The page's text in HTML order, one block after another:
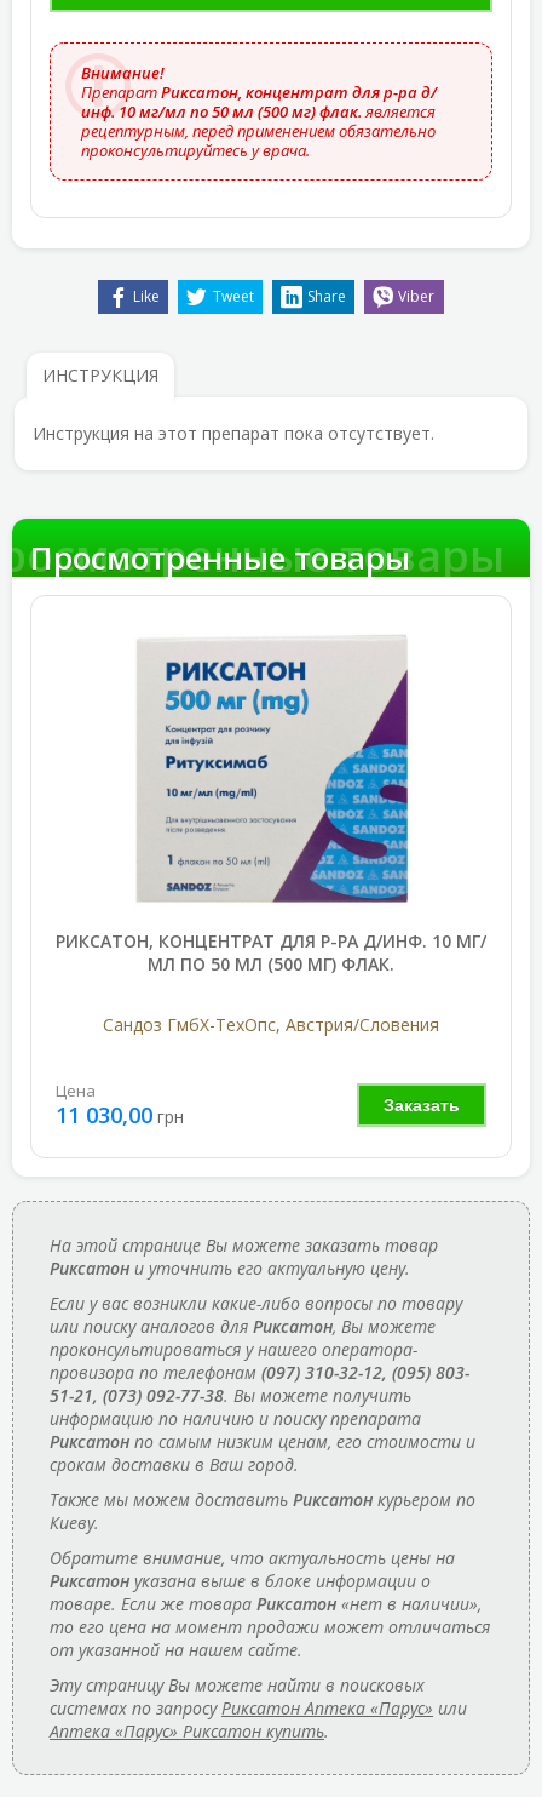
Внимание!
ПрепаратРиксатон, концентрат для р-ра д/
инф. 10 мг/мл по 50 мл (500 мг) флак.является
рецептурным, перед применением обязательно
проконсультируйтесь у врача.
Like Tweet Share Viber
ИНСТРУКЦИЯ
Инструкция на этот препарат пока отсутствует.
товары
Просмотренные товары
РИКСАТОН, КОНЦЕНТРАТ ДЛЯ Р-РА Д/ИНФ. 10 МГ/
МЛ ПО 50 МЛ (500 МГ) ФЛАК.
Сандоз ГмбХ-ТехОпс, Австрия/Словения
Заказать
Цена
11 030,00 грн
На этой странице Вы можете заказать товар
Риксатон и уточнить его актуальную цену.
Если у вас возникли какие-либо вопросы по товару
или поиску аналогов для Риксатон, Вы можете
проконсультироваться у нашего оператора-
провизора по телефонам (097) 310-32-12, (095) 803-
51-21, (073) 092-77-38. Вы можете получить
информацию по наличию и поиску препарата
Риксатон по самым низким ценам, его стоимости и
срокам доставки в Ваш город.
Также мы можем доставить Риксатон курьером по
Киеву.
Обратите внимание, что актуальность цены на
Риксатон указана выше в блоке информации о
товаре. Если же товара Риксатон «нет в наличии»,
то его цена на момент продажи может отличаться
от указанной на нашем сайте.
Эту страницу Вы можете найти в поисковых
системах по запросуРиксатон Аптека «Парус» или
Аптека «Парус» Риксатон купить.